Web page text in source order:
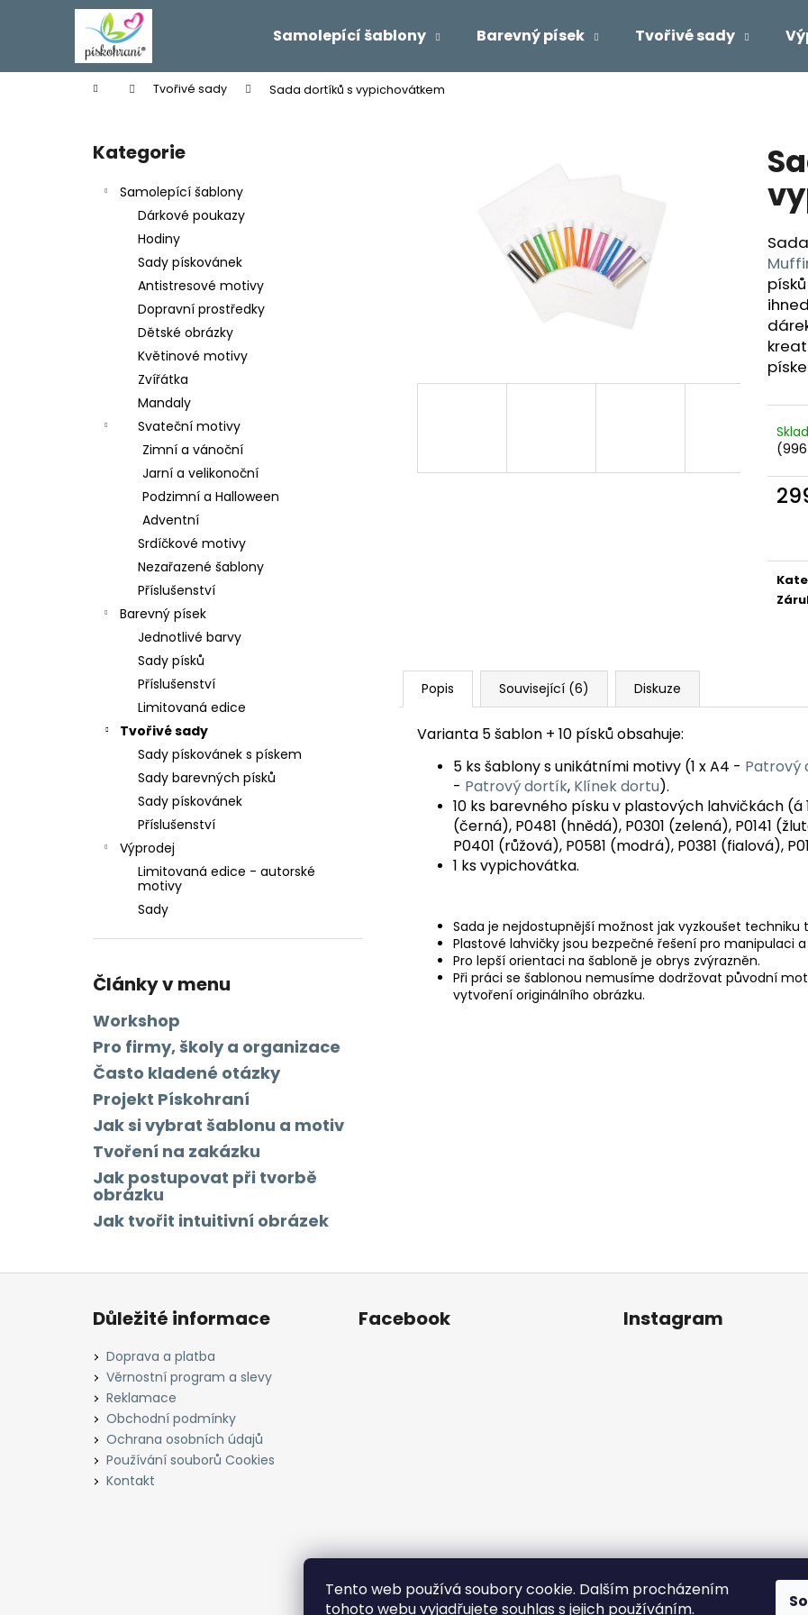
Tento web používá soubory cookie. Dalším procházením
tohoto webu vyjadřujete souhlas s jejich používáním.
Samolepící šablony Barevný písek Tvořivé sady
Domů Tvořivé sady Sada dortíků s vypichovátkem
Přeskočit
kategorie
Kategorie
Samolepící šablony
Dárkové poukazy
Hodiny
Sady pískovánek
Antistresové motivy
Dopravní prostředky
Dětské obrázky
Květinové motivy
Zvířátka
Mandaly
Svateční motivy
Zimní a vánoční
Jarní a velikonoční
Podzimní a Halloween
Adventní
Srdíčkové motivy
Nezařazené šablony
Příslušenství
Barevný písek
Jednotlivé barvy
Sady písků
Příslušenství
Limitovaná edice
Tvořivé sady
Sady pískovánek s pískem
Sady barevných písků
Sady pískovánek
Příslušenství
Výprodej
Limitovaná edice - autorské
motivy
Sady
Články v menu
Workshop
Pro firmy, školy a organizace
Často kladené otázky
Projekt Pískohraní
Jak si vybrat šablonu a motiv
Tvoření na zakázku
Jak postupovat při tvorbě
obrázku
Jak tvořit intuitivní obrázek
Popis Související (6) Diskuze
Varianta 5 šablon + 10 písků obsahuje:
5 ks šablony s unikátními motivy (1 x A4 - Patrový
- Patrový dortík, Klínek dortu).
10 ks barevného písku v plastových lahvičkách (á
(černá), P0481 (hnědá), P0301 (zelená), P0141
P0401 (růžová), P0581 (modrá), P0381 (fialová),
1 ks vypichovátka.
Sada je nejdostupnější možnost jak vyzkoušet techniku
Plastové lahvičky jsou bezpečné řešení pro manipulaci
Pro lepší orientaci na šabloně je obrys zvýrazněn.
Při práci se šablonou nemusíme dodržovat původní
vytvoření originálního obrázku.
í
Zpět
do
Zpět
do
Co potřebujete najít?
Doporučujeme
Z
Důležité informace
Doprava a platba
Věrnostní program a slevy
Reklamace
Obchodní podmínky
Ochrana osobních údajů
Používání souborů Cookies
Kontakt
Facebook Instagram
Sledovat na